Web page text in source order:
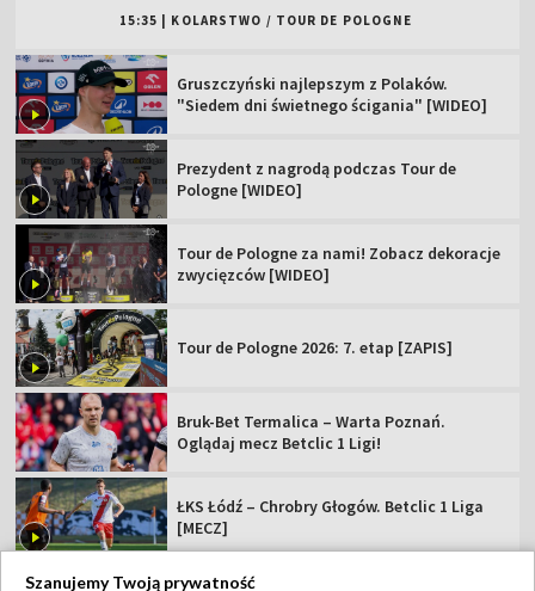
15:35 KOLARSTWO / TOUR DE POLOGNE
Gruszczyński najlepszym z Polaków.
"Siedem dni świetnego ścigania" [WIDEO]
Prezydent z nagrodą podczas Tour de
Pologne [WIDEO]
Tour de Pologne za nami! Zobacz dekoracje
zwycięzców [WIDEO]
Tour de Pologne 2026: 7. etap [ZAPIS]
Bruk-Bet Termalica – Warta Poznań.
Oglądaj mecz Betclic 1 Ligi!
ŁKS Łódź – Chrobry Głogów. Betclic 1 Liga
[MECZ]
Szanujemy Twoją prywatność